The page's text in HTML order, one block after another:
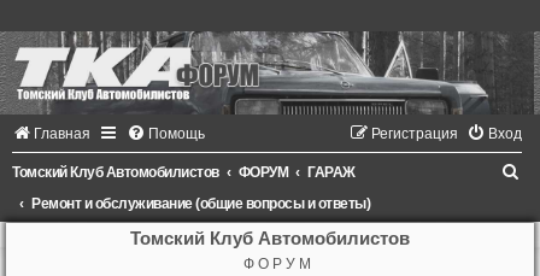
Главная Помощь Вход
Регистрация
Томский Клуб Автомобилистов ФОРУМ
ГАРАЖ
Ремонт и обслуживание (общие вопросы и ответы)
Томский Клуб Автомобилистов
Ф О Р У М